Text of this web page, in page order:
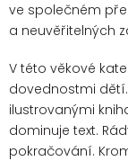
ve společném
a neuvěřitelných
V této věkové
dovednostmi
ilustrovanými
dominuje text.
pokračování.